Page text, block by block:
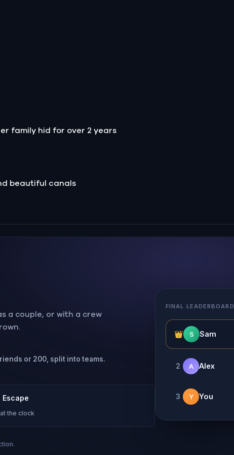
family hid for over 2 years
beautiful canals
a couple, or with a crew
or 200, split into teams.
Escape
the clock
FINAL LEADERBOARD
👑 S Sam
2 A Alex
3 Y You